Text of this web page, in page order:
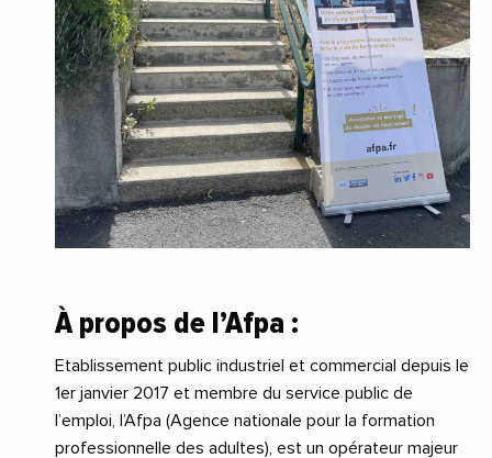
À propos de l’Afpa :
Etablissement public industriel et commercial depuis le
1er janvier 2017 et membre du service public de
l’emploi, l’Afpa (Agence nationale pour la formation
professionnelle des adultes), est un opérateur majeur